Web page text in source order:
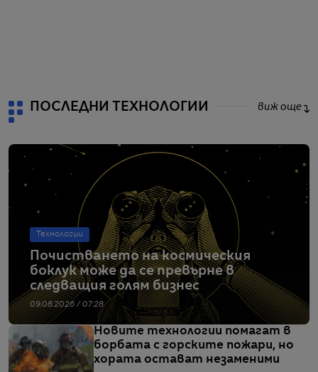
ПОСЛЕДНИ ТЕХНОЛОГИИ виж още
Технологии
Почистването на космическия
боклук може да се превърне в
следващия голям бизнес
09.08.2026 / 07:28
Новите технологии помагат в
борбата с горските пожари, но
хората остават незаменими